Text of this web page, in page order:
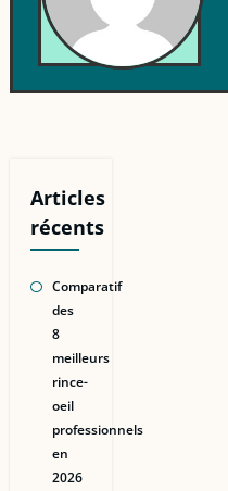
Articles
récents
Comparatif
des
8
meilleurs
rince-
oeil
professionnels
en
2026